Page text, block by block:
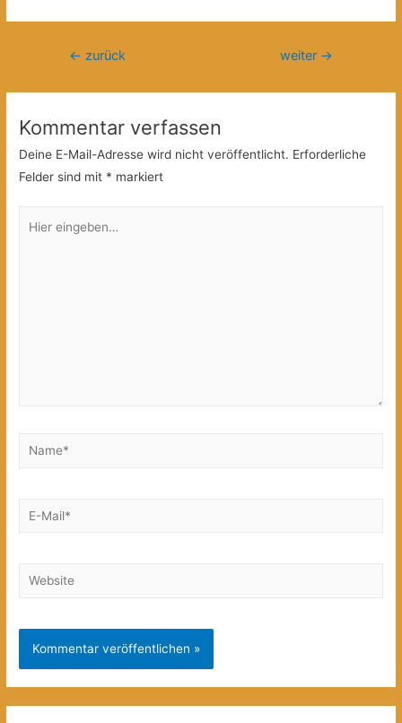
Beitragsnavigation
← zurück weiter →
Kommentar verfassen
Deine E-Mail-Adresse wird nicht veröffentlicht. Erforderliche
Felder sind mit * markiert
eingeben…
Name*
E-
Website